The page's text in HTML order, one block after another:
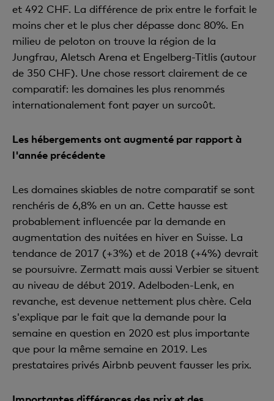
et 492 CHF. La différence de prix entre le forfait le
moins cher et le plus cher dépasse donc 80%. En
milieu de peloton on trouve la région de la
Jungfrau, Aletsch Arena et Engelberg-Titlis (autour
de 350 CHF). Une chose ressort clairement de ce
comparatif: les domaines les plus renommés
internationalement font payer un surcoût.
Les hébergements ont augmenté par rapport à
l'année précédente
Les domaines skiables de notre comparatif se sont
renchéris de 6,8% en un an. Cette hausse est
probablement influencée par la demande en
augmentation des nuitées en hiver en Suisse. La
tendance de 2017 (+3%) et de 2018 (+4%) devrait
se poursuivre. Zermatt mais aussi Verbier se situent
au niveau de début 2019. Adelboden-Lenk, en
revanche, est devenue nettement plus chère. Cela
s'explique par le fait que la demande pour la
semaine en question en 2020 est plus importante
que pour la même semaine en 2019. Les
prestataires privés Airbnb peuvent fausser les prix.